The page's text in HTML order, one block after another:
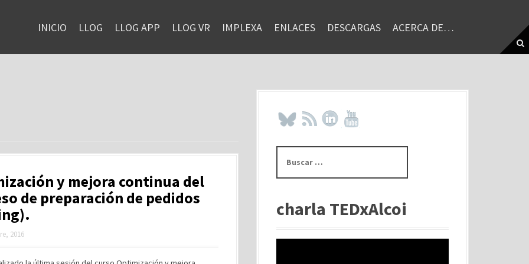
INICIO LLOG LLOG APP LLOG VR IMPLEXA ENLACES DESCARGAS ACERCA DE…
y mejora continua del
de preparación de pedidos
2016
s
rcharla TEDxAlcoi